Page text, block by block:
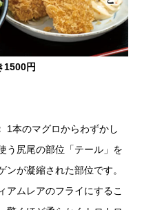
円
1本のマグロからわずかし
う尻尾の部位「テール」を
が凝縮された部位です。
アムレアのフライにするこ